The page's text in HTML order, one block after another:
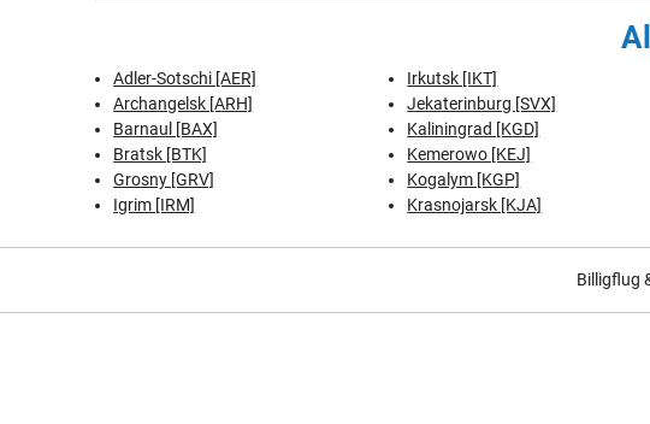
Adler-Sotschi [AER]
Archangelsk [ARH]
Barnaul [BAX]
Bratsk [BTK]
Grosny [GRV]
Igrim [IRM]
Irkutsk [IKT]
Jekaterinburg [SVX]
Kaliningrad [KGD]
Kemerowo [KEJ]
Kogalym [KGP]
Krasnojarsk [KJA]
Billigflug